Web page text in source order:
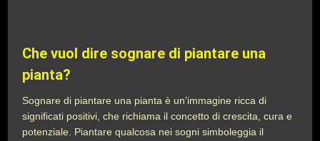
Che vuol dire sognare di piantare una
pianta?
Sognare di piantare una pianta è un’immagine ricca di
significati positivi, che richiama il concetto di crescita, cura e
potenziale. Piantare qualcosa nei sogni simboleggia il